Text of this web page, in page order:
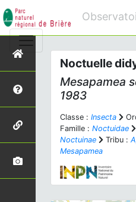
Noctuelle
Mesapamea
1983
Classe : Insecta
Famille : Noctuidae
Noctuinae
Tribu :
Mesapamea